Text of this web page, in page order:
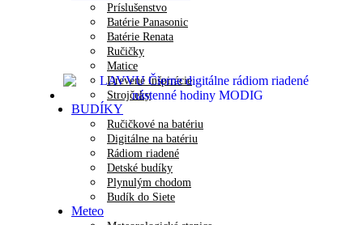
Príslušenstvo
Batérie Panasonic
Batérie Renata
Ručičky
Matice
Drevené inšpirácie
Strojčeky
BUDÍKY
Ručičkové na batériu
Digitálne na batériu
Rádiom riadené
Detské budíky
Plynulým chodom
Budík do Siete
Meteo